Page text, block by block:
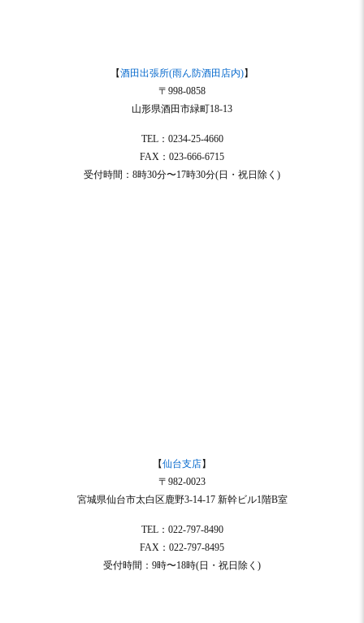
【酒田出張所(雨ん防酒田店内)】
〒998-0858
山形県酒田市緑町18-13
TEL：0234-25-4660
FAX：023-666-6715
受付時間：8時30分〜17時30分(日・祝日除く)
【仙台支店】
〒982-0023
宮城県仙台市太白区鹿野3-14-17 新幹ビル1階B室
TEL：022-797-8490
FAX：022-797-8495
受付時間：9時〜18時(日・祝日除く)